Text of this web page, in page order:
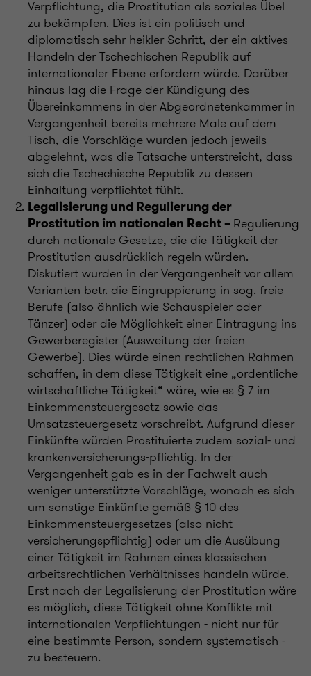
Verpflichtung, die Prostitution als soziales Übel
zu bekämpfen. Dies ist ein politisch und
diplomatisch sehr heikler Schritt, der ein aktives
Handeln der Tschechischen Republik auf
internationaler Ebene erfordern würde. Darüber
hinaus lag die Frage der Kündigung des
Übereinkommens in der Abgeordnetenkammer in
Vergangenheit bereits mehrere Male auf dem
Tisch, die Vorschläge wurden jedoch jeweils
abgelehnt, was die Tatsache unterstreicht, dass
sich die Tschechische Republik zu dessen
Einhaltung verpflichtet fühlt.
Legalisierung und Regulierung der
Prostitution im nationalen Recht – Regulierung
durch nationale Gesetze, die die Tätigkeit der
Prostitution ausdrücklich regeln würden.
Diskutiert wurden in der Vergangenheit vor allem
Varianten betr. die Eingruppierung in sog. freie
Berufe (also ähnlich wie Schauspieler oder
Tänzer) oder die Möglichkeit einer Eintragung ins
Gewerberegister (Ausweitung der freien
Gewerbe). Dies würde einen rechtlichen Rahmen
schaffen, in dem diese Tätigkeit eine „ordentliche
wirtschaftliche Tätigkeit“ wäre, wie es § 7 im
Einkommensteuergesetz sowie das
Umsatzsteuergesetz vorschreibt. Aufgrund dieser
Einkünfte würden Prostituierte zudem sozial- und
krankenversicherungs-pflichtig. In der
Vergangenheit gab es in der Fachwelt auch
weniger unterstützte Vorschläge, wonach es sich
um sonstige Einkünfte gemäß § 10 des
Einkommensteuergesetzes (also nicht
versicherungspflichtig) oder um die Ausübung
einer Tätigkeit im Rahmen eines klassischen
arbeitsrechtlichen Verhältnisses handeln würde.
Erst nach der Legalisierung der Prostitution wäre
es möglich, diese Tätigkeit ohne Konflikte mit
internationalen Verpflichtungen - nicht nur für
eine bestimmte Person, sondern systematisch -
zu besteuern.